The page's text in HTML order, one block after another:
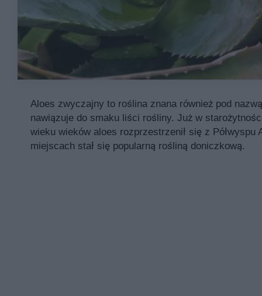
Aloes zwyczajny to roślina znana również pod
nawiązuje do smaku liści rośliny. Już w
wieku wieków aloes rozprzestrzenił się z
miejscach stał się popularną rośliną doniczkową.